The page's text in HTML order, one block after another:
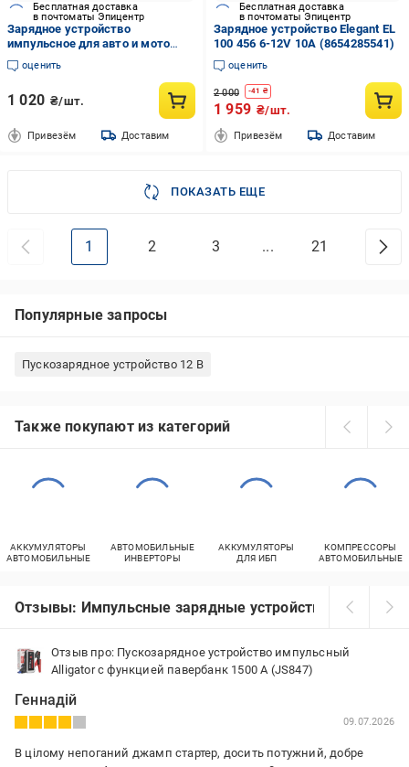
Бесплатная доставка
в почтоматы Эпицентр
Зарядное устройство
импульсное для авто и мото
Elegant Compact 6В/12В 1А/4А
(100 405)
оценить
1 020 ₴/шт.
Привезём Доставим
Бесплатная доставка
в почтоматы Эпицентр
Зарядное устройство Elegant EL
100 456 6-12V 10А (8654285541)
оценить
2 000 -41 ₴
1 959 ₴/шт.
Привезём Доставим
ПОКАЗАТЬ ЕЩЕ
1 2 3 ... 21
Популярные запросы
Пускозарядное устройство 12 В
Также покупают из категорий
АККУМУЛЯТОРЫ
АВТОМОБИЛЬНЫЕ
АВТОМОБИЛЬНЫЕ
ИНВЕРТОРЫ
АККУМУЛЯТОРЫ
ДЛЯ ИБП
КОМПРЕССОРЫ
АВТОМОБИЛЬНЫЕ
Отзывы: Импульсные зарядные устройства
Отзыв про: Пускозарядное устройство импульсный
Alligator с функцией павербанк 1500 А (JS847)
Геннадій
09.07.2026
В цілому непоганий джамп стартер, досить потужний, добре